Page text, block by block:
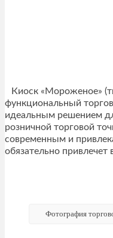
Киоск «Мороженое»
функциональный
идеальным решением
розничной торговой
современным и
обязательно привлечет
Фотография